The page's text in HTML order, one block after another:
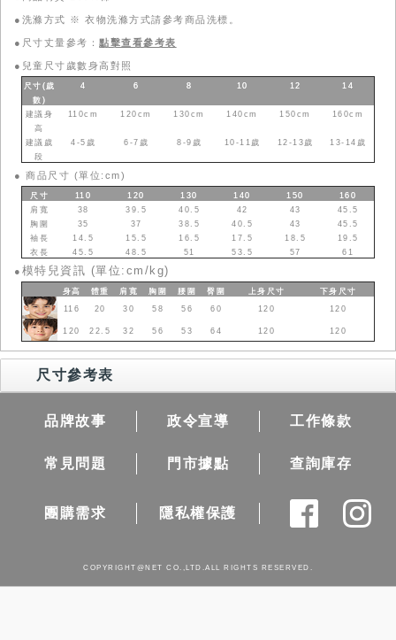
●洗滌方式 ※ 衣物洗滌方式請參考商品洗標。
●尺寸丈量參考： 點擊查看參考表
● 兒童尺寸歲數身高對照
尺寸(歲
數 )
4 6 8 10 12 14
建議身
高
110cm 120cm 130cm 140cm 150cm 160cm
建議歲
段
4-5歲 6-7歲 8-9歲 10-11歲 12-13歲 13-14歲
● 商品尺寸 (單位:cm)
尺寸 110 120 130 140 150
160
肩寬
38 39.5 40.5 42 43
45.5
胸圍
35 37 38.5 40.5 43
45.5
袖長
14.5 15.5 16.5 17.5 18.5
19.5
衣長
45.5 48.5 51 53.5 57 61
● 模特兒資訊 (單位:cm/kg)
身高 體重 肩寬 胸圍 腰圍 臀圍 上身 尺寸 下身 尺寸
116
20 30 58 56 60 120 120
120 22.5 32 56 53 64 120 120
尺寸參考表
品牌故事 政令宣導 工作條款
常見問題 門市據點 查詢庫存
團購需求 隱私權保護
COPYRIGHT@NET CO.,LTD.ALL RIGHTS RESERVED.